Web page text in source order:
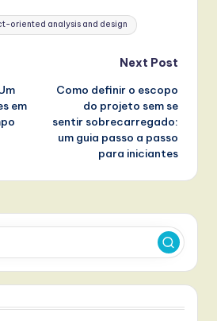
oriented analysis and design
em
Next Post
Como definir o escopo
do projeto sem se
sentir sobrecarregado:
um guia passo a passo
para iniciantes